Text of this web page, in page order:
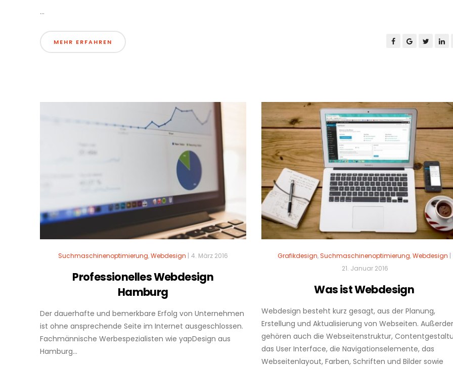
...
MEHR ERFAHREN
Suchmaschinenoptimierung,Webdesign | 4. März 2016
Professionelles Webdesign
Hamburg
Der dauerhafte und bemerkbare Erfolg von Unternehmen
ist ohne ansprechende Seite im Internet ausgeschlossen.
Fachmännische Werbespezialisten wie yapDesign aus
Hamburg...
Grafikdesign,Suchmaschinenoptimierung,Webdesign |
21. Januar 2016
Was ist Webdesign
Webdesign besteht kurz gesagt, aus der Planung,
Erstellung und Aktualisierung von Webseiten.
gehören auch die Webseitenstruktur,
das User Interface, die Navigationselemente, das
Webseitenlayout, Farben, Schriften und Bilder sowie